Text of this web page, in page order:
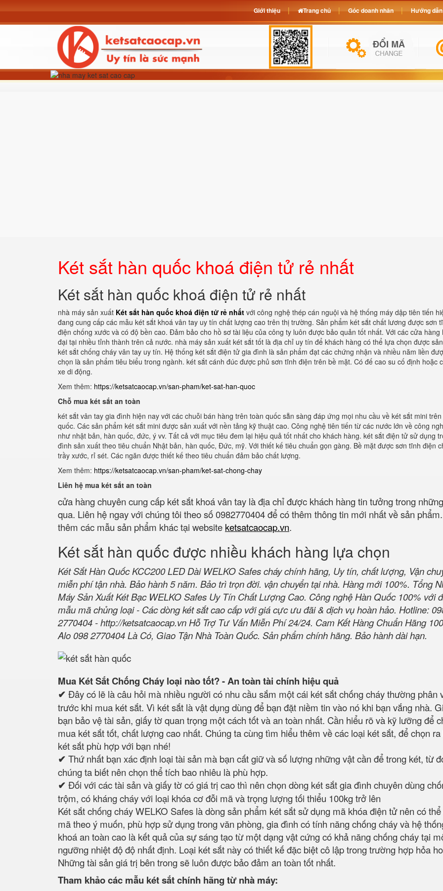
Két sắt hàn quốc khoá điện tử rẻ nhất
Két sắt hàn quốc khoá điện tử rẻ nhất
nhà máy sản xuất Két sắt hàn quốc khoá điện tử rẻ nhất với công nghệ thép cán nguội và hệ thống máy dập tiên tiến
đang cung cấp các mẫu két sắt khoá vân tay uy tín chất lượng cao trên thị trường. Sản phẩm két sắt chất lương được sơn
điện chống xước và có độ bền cao. Đảm bảo cho hồ sơ tài liệu của công ty luôn được bảo quản tốt nhất. Với các cửa hàng
đại tại nhiều tỉnh thành trên cả nước. nhà máy sản xuất két sắt tốt là địa chỉ uy tín để khách hàng có thể lựa chọn được
két sắt chống cháy vân tay uy tín. Hệ thống két sắt điện tử gia đình là sản phẩm đạt các chứng nhận và nhiều năm liền
chọn là sản phẩm tiêu biểu trong ngành. két sắt cánh đúc được phủ sơn tĩnh điện trên bề mặt. Có đế cao su cố định hoặc
xe di động.
Xem thêm: https://ketsatcaocap.vn/san-pham/ket-sat-han-quoc
Chỗ mua két sắt an toàn
két sắt vân tay gia đình hiện nay với các chuỗi bán hàng trên toàn quốc sẵn sàng đáp ứng mọi nhu cầu về két sắt mini trên
quốc. Các sản phẩm két sắt mini được sản xuất với nền tảng kỹ thuật cao. Công nghệ tiên tiến từ các nước lớn về công
như nhật bản, hàn quốc, đức, ý vv. Tất cả với mục tiêu đem lại hiệu quả tốt nhất cho khách hàng. két sắt điện tử sử dụng
đình sản xuất theo tiêu chuẩn Nhật bản, hàn quốc, Đức, mỹ. Với thiết kế tiêu chuẩn gọn gàng. Bề mặt được sơn tĩnh điện
trầy xước, rỉ sét. Các ngăn được thiết kế theo tiêu chuẩn đảm bảo chất lượng.
Xem thêm: https://ketsatcaocap.vn/san-pham/ket-sat-chong-chay
Liên hệ mua két sắt an toàn
cửa hàng chuyên cung cấp két sắt khoá vân tay là địa chỉ được khách hàng tin tưởng trong
qua. Liên hệ ngay với chúng tôi theo số 0982770404 để có thêm thông tin mới nhất về sản
thêm các mẫu sản phẩm khác tại website ketsatcaocap.vn.
Két sắt hàn quốc được nhiều khách hàng lựa chọn
Két Sắt Hàn Quốc KCC200 LED Dài WELKO Safes cháy chính hãng, Uy tín, chất lượng, Vận
miễn phí tận nhà. Bảo hành 5 năm. Bảo trì trọn đời. vận chuyển tại nhà. Hàng mới 100%. Tổng
Máy Sản Xuất Két Bạc WELKO Safes Uy Tín Chất Lượng Cao. Công nghệ Hàn Quốc 100% với
mẫu mã chủng loại - Các dòng két sắt cao cấp với giá cực ưu đãi & dịch vụ hoàn hảo. Hotline:
2770404 -http://ketsatcaocap.vn Hỗ Trợ Tư Vấn Miễn Phí 24/24. Cam Kết Hàng Chuẩn Hãng
Alo 098 2770404 Là Có, Giao Tận Nhà Toàn Quốc. Sản phẩm chính hãng. Bảo hành dài hạn.
Mua Két Sắt Chống Cháy loại nào tốt? - An toàn tài chính hiệu quả
✔ Đây có lẽ là câu hỏi mà nhiều người có nhu cầu sắm một cái két sắt chống cháy thường phân
trước khi mua két sắt. Vì két sắt là vật dụng dùng để bạn đặt niềm tin vào nó khi bạn vắng nhà.
bạn bảo vệ tài sản, giấy tờ quan trọng một cách tốt và an toàn nhất. Cần hiểu rõ và kỹ lưỡng để
mua két sắt tốt, chất lượng cao nhất. Chúng ta cùng tìm hiểu thêm về các loại két sắt, để chọn ra
két sắt phù hợp với bạn nhé!
✔ Thứ nhất bạn xác định loại tài sản mà bạn cất giữ và số lượng những vật cần để trong két, từ
chúng ta biết nên chọn thể tích bao nhiêu là phù hợp.
✔ Đối với các tài sản và giấy tờ có giá trị cao thì nên chọn dòng két sắt gia đình chuyên dùng
trộm, có kháng cháy với loại khóa cơ đỗi mã và trọng lượng tối thiểu 100kg trở lên
Két sắt chống cháy WELKO Safes là dòng sản phẩm két sắt sử dụng mã khóa điện tử nên có thể
mã theo ý muốn, phù hợp sử dụng trong văn phòng, gia đình có tính năng chống cháy và hệ
khoá an toàn cao là kết quả của sự sáng tạo từ một dạng vật cứng có khả năng chống cháy tại
ngưỡng nhiệt độ độ nhất định. Loại két sắt này có thiết kế đặc biệt cô lập trong trường hợp hỏa
Những tài sản giá trị bên trong sẽ luôn được bảo đảm an toàn tốt nhất.
Tham khảo các mẫu két sắt chính hãng từ nhà máy:
Giới thiệu Trang chủ Góc doanh nhân Hướng